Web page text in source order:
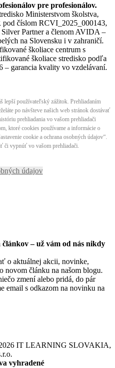
pre profesionálov.
Ministerstvom školstva,
pod číslom RCVI_2025_000143,
Partner a členom AVIDA –
na Slovensku i v zahraničí.​​​​​​​​​​​​​​​​
školiace centrum s
školiace stredisko podľa
garancia kvality vo vzdelávaní.
lepší používateľský zážitok. Prehliadaním
po návšteve našich web stránok dostávať
prehliadania vo vašom prehliadači
ktoré cookies používame a informácie o
cookie a ochrana osobných údajov“.
či vypnúť vo vašom prehliadači.
údajov
článkov – už vám od nás nikdy
o aktuálnej akcii, novinke,
novom článku na našom blogu.
zmení alebo pridá, do pár
email s odkazom na novinku na
IT LEARNING SLOVAKIA,
vyhradené